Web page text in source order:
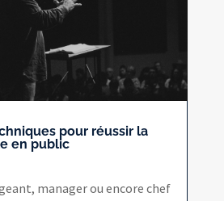
pour réussir la
en public
manager ou encore chef